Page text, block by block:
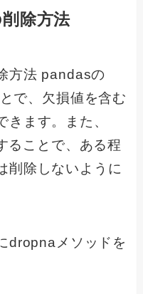
除方法
方法 pandasの
で、欠損値を含む
ます。また、
ることで、ある程
削除しないように
dropnaメソッドを